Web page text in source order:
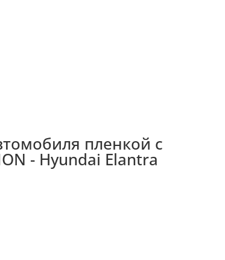
пленкой с
- Hyundai Elantra